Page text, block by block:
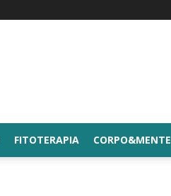
FITOTERAPIA CORPO&MENTE